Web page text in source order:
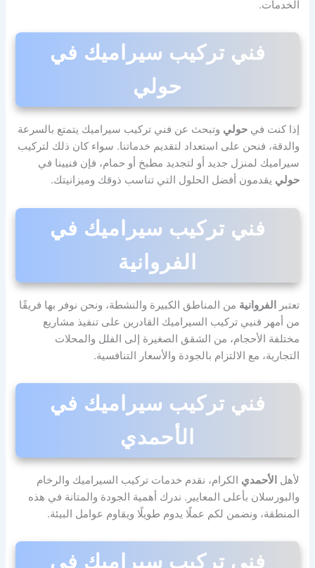
الخدمات.
فني تركيب سيراميك في
حولي
إذا كنت فيحولي وتبحث عن فني تركيب سيراميك يتمتع بالسرعة
والدقة، فنحن على استعداد لتقديم خدماتنا. سواء كان ذلك لتركيب
سيراميك لمنزل جديد أو لتجديد مطبخ أو حمام، فإن فنيينا في
حولي يقدمون أفضل الحلول التي تناسب ذوقك وميزانيتك.
فني تركيب سيراميك في
الفروانية
تعتبر الفروانية من المناطق الكبيرة والنشطة، ونحن نوفر بها فريقًا
من أمهر فنيي تركيب السيراميك القادرين على تنفيذ مشاريع
مختلفة الأحجام، من الشقق الصغيرة إلى الفلل والمحلات
التجارية، مع الالتزام بالجودة والأسعار التنافسية.
فني تركيب سيراميك في
الأحمدي
لأهل الأحمدي الكرام، نقدم خدمات تركيب السيراميك والرخام
والبورسلان بأعلى المعايير. ندرك أهمية الجودة والمتانة في هذه
المنطقة، ونضمن لكم عملًا يدوم طويلًا ويقاوم عوامل البيئة.
فني تركيب سيراميك في